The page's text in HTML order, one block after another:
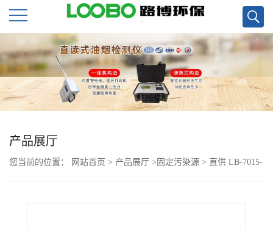
公
司
首
页
公
产品展厅
您当前的位置： 网站首页 > 产品展厅 > 固定污染源 > 直供 LB-7015-